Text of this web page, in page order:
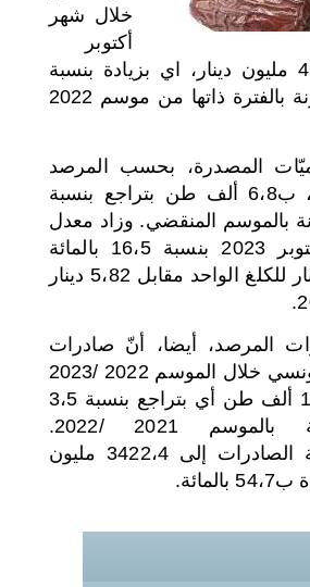
خلال شهر
أكتوبر
2023 قيمة 46،1 مليون دينار، اي بزيادة بنسبة
6،7 بالمائة مقارنة بالفترة ذاتها من موسم 2022
المصدرة، بحسب المرصد
الوطني للفلاحة، ب6،8 ألف طن بتراجع بنسبة
بالموسم المنقضي. وزاد معدل
السعر خلال أكتوبر 2023 بنسبة 16،5 بالمائة
وقدّر ب6،78 دينار للكلغ الواحد مقابل 5،82 دينار
المرصد، أيضا، أنّ صادرات
زيت الزيتون التونسي خلال الموسم 2022 /2023
بلغ حجمها 194،6 ألف طن أي بتراجع بنسبة 3،5
بالمائة مقارنة بالموسم 2021 /2022.
قيمة الصادرات إلى 3422،4 مليون